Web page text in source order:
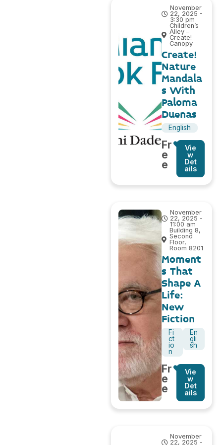
2005) y
editor de El
compañer
o que me
atiende
(Madrid,
2017).
November
22, 2025 -
3:30 pm
Children’s
Alley –
Create!
Canopy
Create!
Nature
Mandala
s With
Paloma
Duenas
English
Fr
e
e
Vie
w
Det
ails
November
22, 2025 -
11:00 am
Building 8,
Second
Floor,
Room 8201
Moment
s That
Shape A
Life:
New
Fiction
Fi
ct
io
n
En
gli
sh
Fr
e
e
Vie
w
Det
ails
November
22, 2025 -